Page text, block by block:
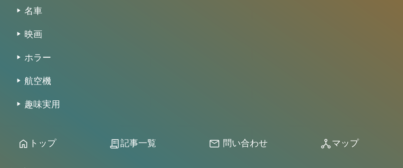
名車
映画
ホラー
航空機
趣味実用
home トップ receipt_long記事一覧 mail 問い合わせ network_nodeマップ